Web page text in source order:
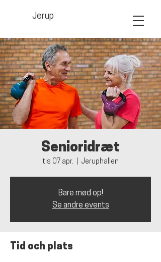
Jerup
Senioridræt
tis 07 apr. Jeruphallen
Bare mød op!
Se andre events
Tid och plats